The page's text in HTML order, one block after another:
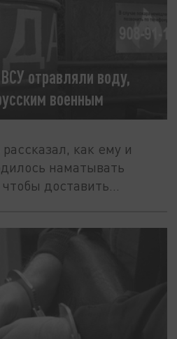
отравляли воду,
военным
как ему и
наматывать
доставить...